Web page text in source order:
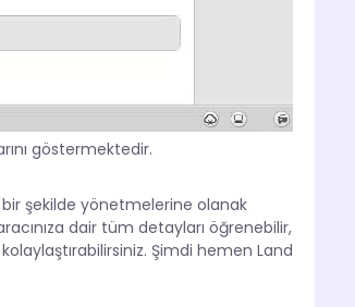
göstermektedir.
bir şekilde yönetmelerine olanak
dair tüm detayları öğrenebilir,
Şimdi hemen Land